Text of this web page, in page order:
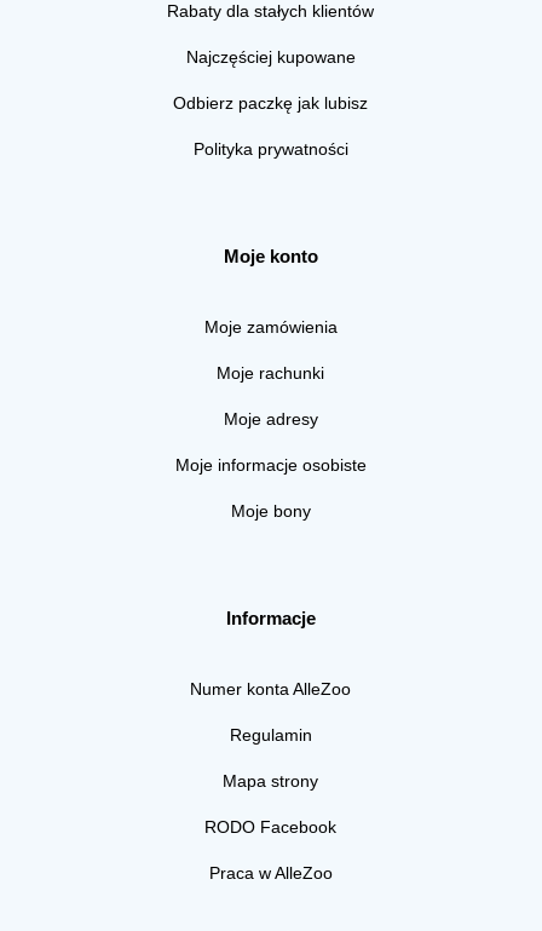
Rabaty dla stałych klientów
Najczęściej kupowane
Odbierz paczkę jak lubisz
Polityka prywatności
Moje konto
Moje zamówienia
Moje rachunki
Moje adresy
Moje informacje osobiste
Moje bony
Informacje
Numer konta AlleZoo
Regulamin
Mapa strony
RODO Facebook
Praca w AlleZoo